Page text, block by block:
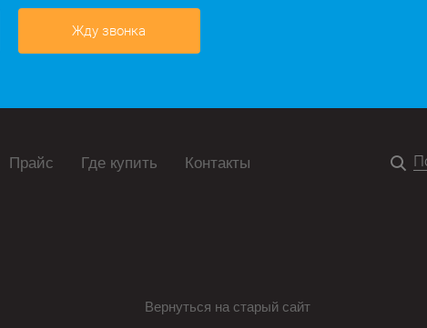
Жду звонка
Прайс Где купить Контакты
Вернуться на старый сайт